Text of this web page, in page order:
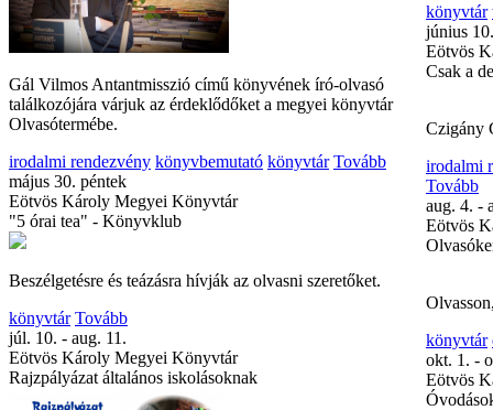
Gál Vilmos Antantmisszió című könyvének író-olvasó
találkozójára várjuk az érdeklődőket a megyei könyvtár
Olvasótermébe.
irodalmi rendezvény könyvbemutató könyvtár Tovább
május 30. péntek
Eötvös Károly Megyei Könyvtár
"5 órai tea" - Könyvklub
Beszélgetésre és teázásra hívják az olvasni szeretőket.
könyvtár Tovább
júl. 10. - aug. 11.
Eötvös Károly Megyei Könyvtár
Rajzpályázat általános iskolásoknak
könyvtár
június
Eötvös
Csak a
Czigány
irodalmi
Tovább
aug. 4. -
Eötvös
könyvtár
okt. 1. -
Eötvös